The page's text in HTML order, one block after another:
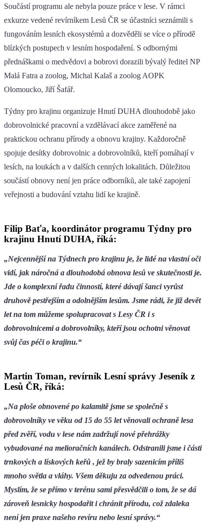
Součástí programu ale nebyla pouze práce v lese. V rámci
exkurze vedené revírníkem Lesů ČR se účastníci seznámili s
fungováním lesních ekosystémů a dozvěděli se více o přírodě
blízkých postupech v lesním hospodaření. S odbornými
přednáškami o medvědovi a bobrovi dorazili bývalý ředitel NP
Malá Fatra a zoolog, Michal Kalaš a zoolog AOPK
Olomoucko, Jiří Šafář.
Týdny pro krajinu organizuje Hnutí DUHA dlouhodobě jako
dobrovolnické pracovní a vzdělávací akce zaměřené na
praktickou ochranu přírody a obnovu krajiny. Každoročně
spojuje desítky dobrovolnic a dobrovolníků, kteří pomáhají v
lesích, na loukách a v dalších cenných lokalitách. Důležitou
součástí obnovy není jen práce odborníků, ale také zapojení
veřejnosti a budování vztahu lidí ke krajině.
Filip Baťa, koordinátor programu Týdny pro
krajinu Hnutí DUHA, říká:
„Nejcennější na Týdnech pro krajinu je, že lidé na vlastní oči
vidí, jak náročná a dlouhodobá obnova lesů ve skutečnosti je.
Jde o komplexní řadu činností, které dávají šanci vyrůst
druhově pestřejším a odolnějším lesům. Jsme rádi, že již devět
let na tom můžeme spolupracovat s Lesy ČR i s
dobrovolnicemi a dobrovolníky, kteří jsou ochotni věnovat
svůj čas péči o krajinu.“
Martin Toman, revírník Lesní správy Jeseník z
Lesů ČR, říká:
„Na ploše obnovené po kalamitě jsme se společně s
dobrovolníky ve věku od 15 do 55 let věnovali ochraně lesa
před zvěří, vodu v lese nám zadržují nové přehrážky
vybudované na melioračních kanálech. Odstranili jsme i části
trnkových a lískových keřů , jež by braly sazenicím příliš
mnoho světla a vláhy. Všem děkuju za odvedenou práci.
Myslím, že se přímo v terénu sami přesvědčili o tom, že se dá
zároveň lesnicky hospodařit i chránit přírodu, což zdaleka
není jen praxe našeho revíru nebo lesní správy.“